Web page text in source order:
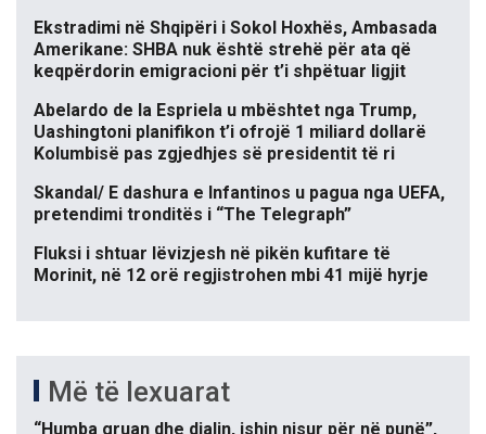
Ekstradimi në Shqipëri i Sokol Hoxhës, Ambasada
Amerikane: SHBA nuk është strehë për ata që
keqpërdorin emigracioni për t’i shpëtuar ligjit
Abelardo de la Espriela u mbështet nga Trump,
Uashingtoni planifikon t’i ofrojë 1 miliard dollarë
Kolumbisë pas zgjedhjes së presidentit të ri
Skandal/ E dashura e Infantinos u pagua nga UEFA,
pretendimi tronditës i “The Telegraph”
Fluksi i shtuar lëvizjesh në pikën kufitare të
Morinit, në 12 orë regjistrohen mbi 41 mijë hyrje
Më të lexuarat
“Humba gruan dhe djalin, ishin nisur për në punë”,